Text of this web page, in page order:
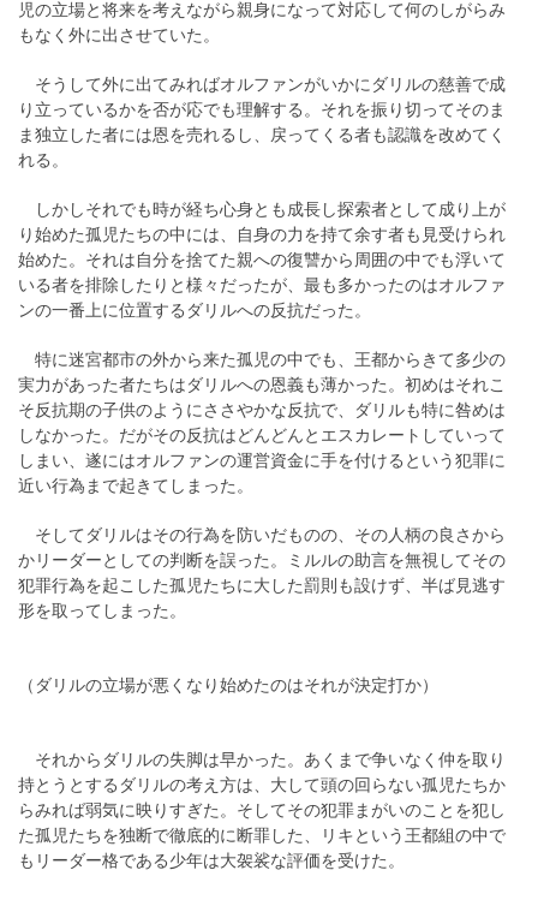
児の立場と将来を考えながら親身になって対応して何のしがらみ
もなく外に出させていた。
そうして外に出てみればオルファンがいかにダリルの慈善で成
り立っているかを否が応でも理解する。それを振り切ってそのま
ま独立した者には恩を売れるし、戻ってくる者も認識を改めてく
れる。
しかしそれでも時が経ち心身とも成長し探索者として成り上が
り始めた孤児たちの中には、自身の力を持て余す者も見受けられ
始めた。それは自分を捨てた親への復讐から周囲の中でも浮いて
いる者を排除したりと様々だったが、最も多かったのはオルファ
ンの一番上に位置するダリルへの反抗だった。
特に迷宮都市の外から来た孤児の中でも、王都からきて多少の
実力があった者たちはダリルへの恩義も薄かった。初めはそれこ
そ反抗期の子供のようにささやかな反抗で、ダリルも特に咎めは
しなかった。だがその反抗はどんどんとエスカレートしていって
しまい、遂にはオルファンの運営資金に手を付けるという犯罪に
近い行為まで起きてしまった。
そしてダリルはその行為を防いだものの、その人柄の良さから
かリーダーとしての判断を誤った。ミルルの助言を無視してその
犯罪行為を起こした孤児たちに大した罰則も設けず、半ば見逃す
形を取ってしまった。
（ダリルの立場が悪くなり始めたのはそれが決定打か）
それからダリルの失脚は早かった。あくまで争いなく仲を取り
持とうとするダリルの考え方は、大して頭の回らない孤児たちか
らみれば弱気に映りすぎた。そしてその犯罪まがいのことを犯し
た孤児たちを独断で徹底的に断罪した、リキという王都組の中で
もリーダー格である少年は大袈裟な評価を受けた。